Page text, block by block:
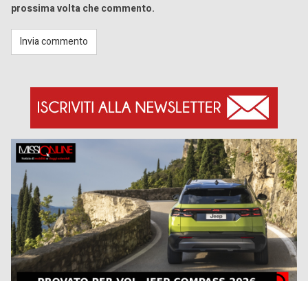
prossima volta che commento.